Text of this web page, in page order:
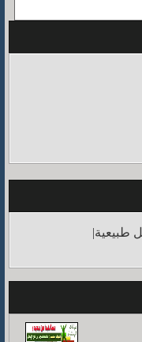
طبيعية|